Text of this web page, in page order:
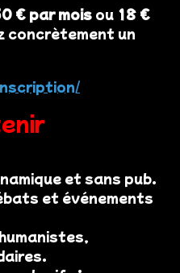
€ par mois ou 18 €
concrètement un
et sans pub.
et événements